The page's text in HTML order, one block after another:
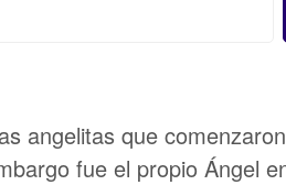
angelitas que
fue el propio Ángel